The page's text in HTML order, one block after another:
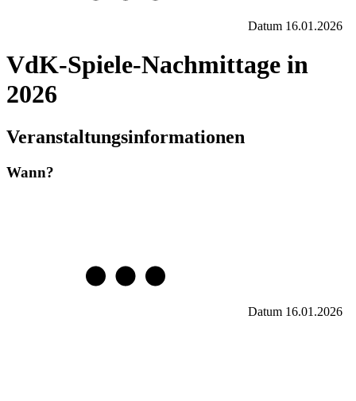
Datum 16.01.2026
VdK-Spiele-Nachmittage in
2026
Veranstaltungsinformationen
Wann?
Datum 16.01.2026